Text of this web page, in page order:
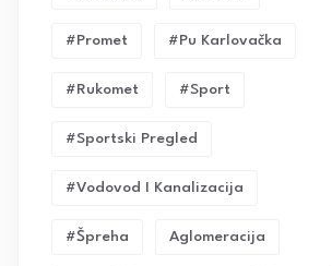
#promet #pu Karlovačka
#rukomet #sport
#sportski Pregled
#vodovod I Kanalizacija
#Špreha Aglomeracija